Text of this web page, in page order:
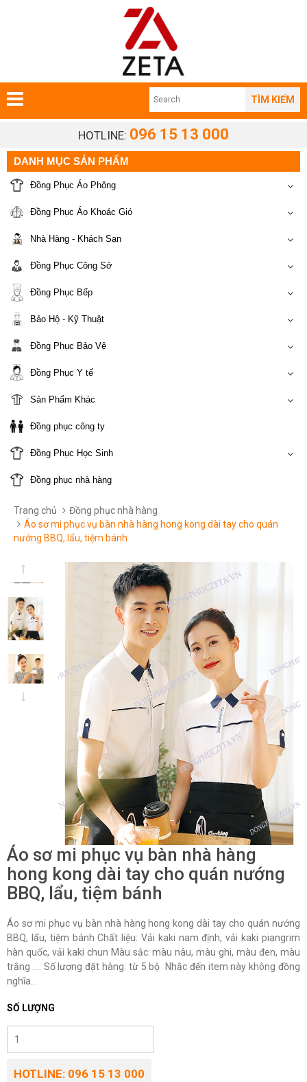
TÌM KIẾM
HOTLINE: 096 15 13 000
DANH MỤC SẢN PHẨM
Đồng Phục Áo Phông
Đồng Phục Áo Khoác Gió
Nhà Hàng - Khách Sạn
Đồng Phục Công Sở
Đồng Phục Bếp
Bảo Hộ - Kỹ Thuật
Đồng Phục Bảo Vệ
Đồng Phục Y tế
Sản Phẩm Khác
Đồng phục công ty
Đồng Phục Học Sinh
Đồng phục nhà hàng
Trang chủ
Đồng phục nhà hàng
Áo sơ mi phục vụ bàn nhà hàng hong kong dài tay cho quán
nướng BBQ, lẩu, tiệm bánh
Áo sơ mi phục vụ bàn nhà hàng
hong kong dài tay cho quán nướng
BBQ, lẩu, tiệm bánh
Áo sơ mi phục vụ bàn nhà hàng hong kong dài tay cho quán nướng
BBQ, lẩu, tiệm bánh Chất liệu: Vải kaki nam định, vải kaki piangrim
hàn quốc, vải kaki chun Màu sắc: màu nâu, màu ghi, màu đen, màu
trắng .... Số lượng đặt hàng: từ 5 bộ Nhắc đến item này không đồng
nghĩa...
SỐ LƯỢNG
HOTLINE: 096 15 13 000